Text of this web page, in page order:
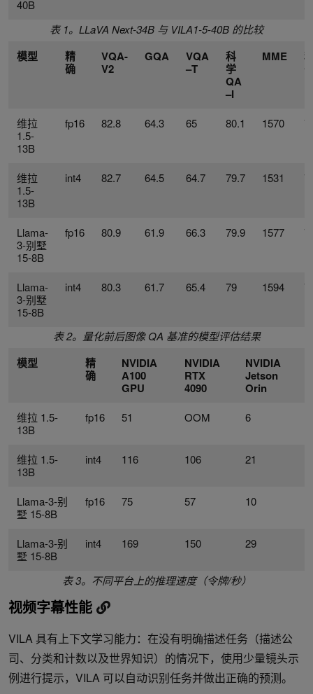
40B
表 1。LLaVA Next-34B 与 VILA1-5-40B 的比较
模型
精
确
VQA-
V2
GQA
VQA
–T
科
学
QA
–I
MME
维拉
1.5-
13B
fp16 82.8 64.3 65 80.1 1570
维拉
1.5-
13B
int4 82.7 64.5 64.7 79.7 1531
Llama-
3-别墅
15-8B
fp16 80.9 61.9 66.3 79.9 1577
Llama-
3-别墅
15-8B
int4 80.3 61.7 65.4 79 1594
表 2。量化前后图像 QA 基准的模型评估结果
模型
精
确
NVIDIA
A100
GPU
NVIDIA
RTX
4090
NVIDIA
Jetson
Orin
维拉 1.5-
13B
fp16 51 OOM 6
维拉 1.5-
13B
int4 116 106 21
Llama-3-别
墅 15-8B
fp16 75 57 10
Llama-3-别
墅 15-8B
int4 169 150 29
表 3。不同平台上的推理速度（令牌/秒）
视频字幕性能
VILA 具有上下文学习能力：在没有明确描述任务（描述公
司、分类和计数以及世界知识）的情况下，使用少量镜头示
例进行提示，VILA 可以自动识别任务并做出正确的预测。